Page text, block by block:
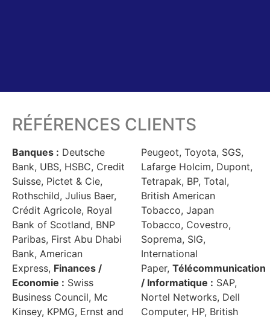
RÉFÉRENCES CLIENTS
Banques : Deutsche
Bank, UBS, HSBC, Credit
Suisse, Pictet & Cie,
Rothschild, Julius Baer,
Crédit Agricole, Royal
Bank of Scotland, BNP
Paribas, First Abu Dhabi
Bank, American
Express, Finances /
Economie : Swiss
Business Council, Mc
Kinsey, KPMG, Ernst and
Peugeot, Toyota, SGS,
Lafarge Holcim, Dupont,
Tetrapak, BP, Total,
British American
Tobacco, Japan
Tobacco, Covestro,
Soprema, SIG,
International
Paper, Télécommunication
/ Informatique : SAP,
Nortel Networks, Dell
Computer, HP, British